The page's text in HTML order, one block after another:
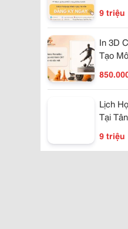
9 triệu
In 3D
Tạo
Lịch
Tại
9 triệu